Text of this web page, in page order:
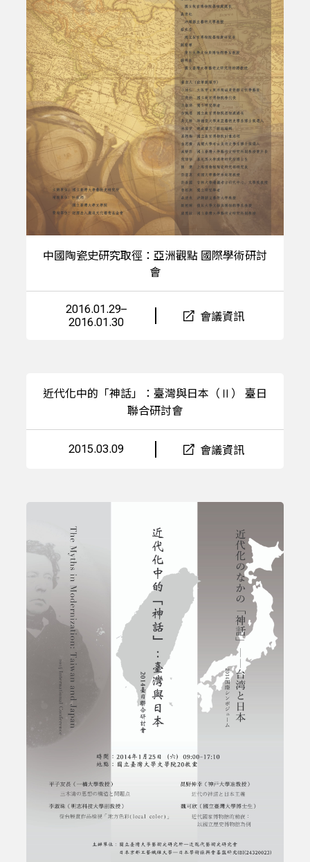
中國陶瓷史研究取徑：亞洲觀點 國際學術研討
會
2016.01.29–
2016.01.30
會議資訊
近代化中的「神話」：臺灣與日本（Ⅱ） 臺日
聯合研討會
2015.03.09 會議資訊